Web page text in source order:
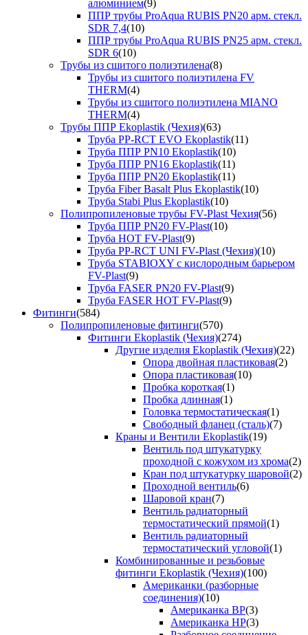
алюминием(9)
ППР трубы ProAqua RUBIS PN20 арм. стекл.
SDR 7,4(10)
ППР трубы ProAqua RUBIS PN25 арм. стекл.
SDR 6(10)
Трубы из сшитого полиэтилена(8)
Трубы из сшитого полиэтилена FV
THERM(4)
Трубы из сшитого полиэтилена MIANO
THERM(4)
Трубы ППР Ekoplastik (Чехия)(63)
Труба PP-RCT EVO Ekoplastik(11)
Труба ППР PN10 Ekoplastik(10)
Труба ППР PN16 Ekoplastik(11)
Труба ППР PN20 Ekoplastik(11)
Труба Fiber Basalt Plus Ekoplastik(10)
Труба Stabi Plus Ekoplastik(10)
Полипропиленовые трубы FV-Plast Чехия(56)
Труба ППР PN20 FV-Plast(10)
Труба HOT FV-Plast(9)
Труба PP-RCT UNI FV-Plast (Чехия)(10)
Труба STABIOXY с кислородным барьером
FV-Plast(9)
Труба FASER PN20 FV-Plast(9)
Труба FASER HOT FV-Plast(9)
Фитинги(584)
Полипропиленовые фитинги(570)
Фитинги Ekoplastik (Чехия)(274)
Другие изделия Ekoplastik (Чехия)(22)
Опора двойная пластиковая(2)
Опора пластиковая(10)
Пробка короткая(1)
Пробка длинная(1)
Головка термостатическая(1)
Свободный фланец (сталь)(7)
Краны и Вентили Ekoplastik(19)
Вентиль под штукатурку
проходной с кожухом из хрома(2)
Кран под штукатурку шаровой(2)
Проходной вентиль(6)
Шаровой кран(7)
Вентиль радиаторный
термостатический прямой(1)
Вентиль радиаторный
термостатический угловой(1)
Комбинированные и резьбовые
фитинги Ekoplastik (Чехия)(100)
Американки (разборные
соединения)(10)
Американка ВР(3)
Американка НР(3)